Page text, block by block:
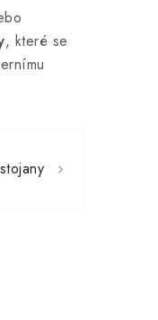
, které se